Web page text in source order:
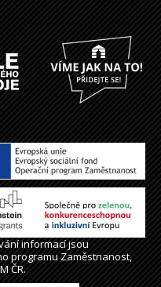
informací jsou
programu Zaměstnanost,
ČR.